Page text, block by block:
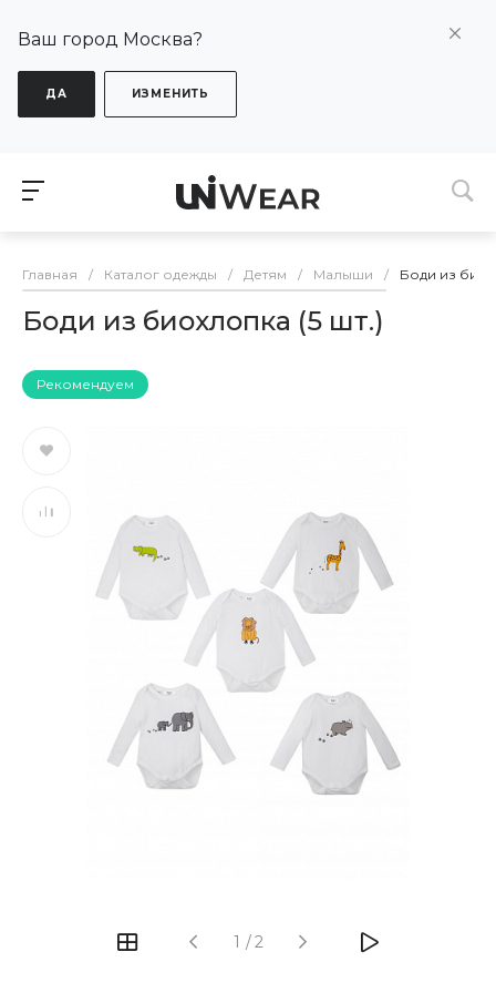
Ваш город Москва?
ДА ИЗМЕНИТЬ
Главная / Каталог одежды / Детям / Малыши / Боди из
Боди из биохлопка (5 шт.)
Рекомендуем
1 /2